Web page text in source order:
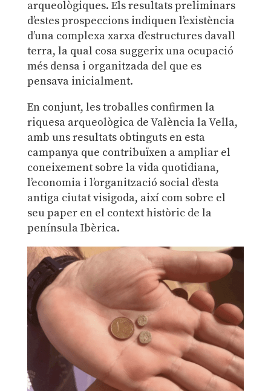
arqueològiques. Els resultats preliminars
d’estes prospeccions indiquen l’existència
d’una complexa xarxa d’estructures davall
terra, la qual cosa suggerix una ocupació
més densa i organitzada del que es
pensava inicialment.
En conjunt, les troballes confirmen la
riquesa arqueològica de València la Vella,
amb uns resultats obtinguts en esta
campanya que contribuïxen a ampliar el
coneixement sobre la vida quotidiana,
l’economia i l’organització social d’esta
antiga ciutat visigoda, així com sobre el
seu paper en el context històric de la
península Ibèrica.